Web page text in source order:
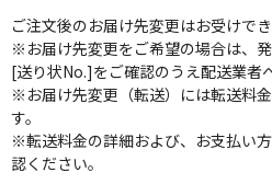
ご注文後のお届け先変更はお受けでき
※お届け先変更をご希望の場合は、
[送り状No.]をご確認のうえ配送業者
※お届け先変更（転送）には転送料
す。
※転送料金の詳細および、お支払い
認ください。